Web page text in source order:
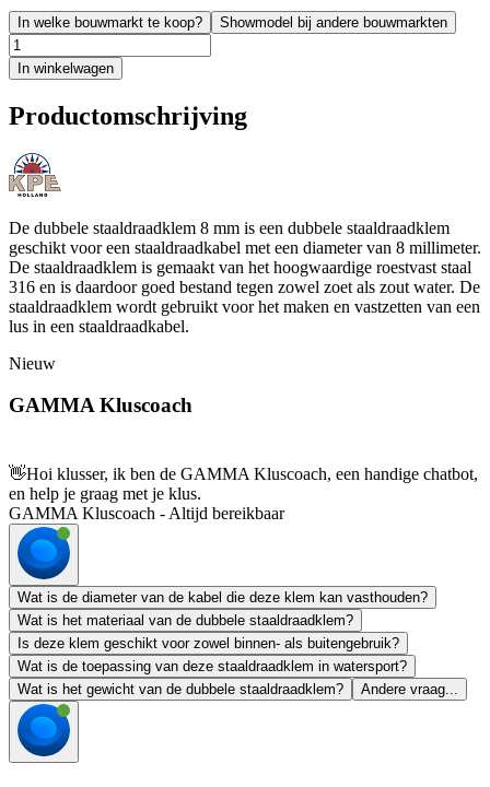
In welke bouwmarkt te koop? Showmodel bij andere bouwmarkten
In winkelwagen
Productomschrijving
De dubbele staaldraadklem 8 mm is een dubbele staaldraadklem
geschikt voor een staaldraadkabel met een diameter van 8 millimeter.
De staaldraadklem is gemaakt van het hoogwaardige roestvast staal
316 en is daardoor goed bestand tegen zowel zoet als zout water. De
staaldraadklem wordt gebruikt voor het maken en vastzetten van een
lus in een staaldraadkabel.
Nieuw
GAMMA Kluscoach
👋Hoi klusser, ik ben de GAMMA Kluscoach, een handige chatbot,
en help je graag met je klus.
GAMMA Kluscoach - Altijd bereikbaar
Wat is de diameter van de kabel die deze klem kan vasthouden?
Wat is het materiaal van de dubbele staaldraadklem?
Is deze klem geschikt voor zowel binnen- als buitengebruik?
Wat is de toepassing van deze staaldraadklem in watersport?
Wat is het gewicht van de dubbele staaldraadklem?
Andere vraag...